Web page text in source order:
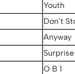
Youth
Don’t
Anyway
O B 1